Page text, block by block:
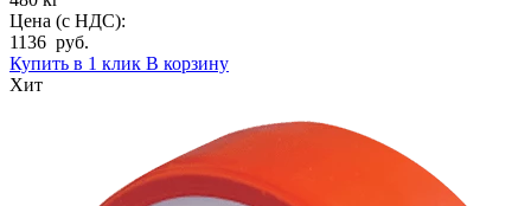
Цена (с НДС):
1136 руб.
Купить в 1 клик В корзину
Хит